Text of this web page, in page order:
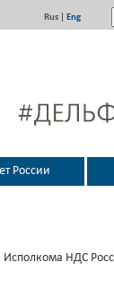
Rus Eng
России
Исполкома НДС